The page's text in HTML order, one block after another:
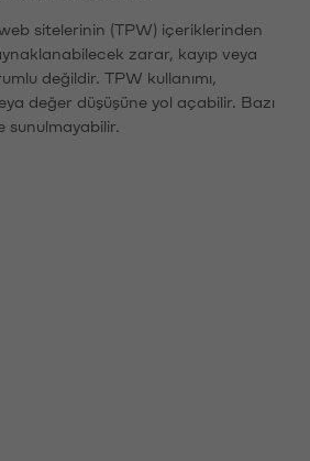
sitelerinin (TPW) içeriklerinden
zarar, kayıp veya
değildir. TPW kullanımı,
değer düşüşüne yol açabilir. Bazı
sunulmayabilir.